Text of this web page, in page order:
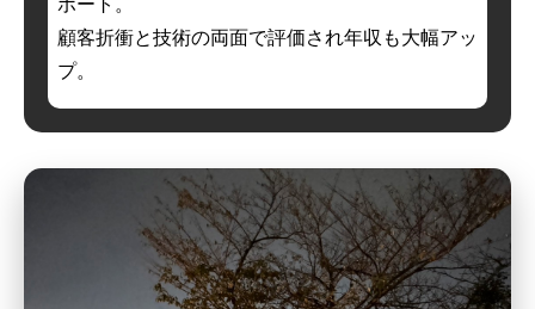
顧客折衝と技術の両面で評価され年収も大幅アッ
プ。